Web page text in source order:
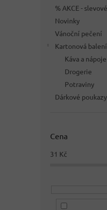
% AKCE -
Novinky
Vánoční pečení
Kartonová
Káva a nápoje
Drogerie
Potraviny
Dárkové poukazy
Cena
31 Kč